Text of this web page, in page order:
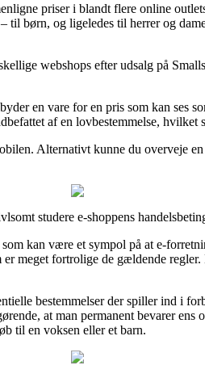
priser i blandt flere online
til børn, og ligeledes til herrer og
webshops efter udsalg på
en vare for en pris som kan ses
af en lovbestemmelse, hvilket
Alternativt kunne du overveje
studere e-shoppens
kan være et sympol på at e-
meget fortrolige de gældende
bestemmelser der spiller ind i
at man permanent bevarer
til en voksen eller et barn.